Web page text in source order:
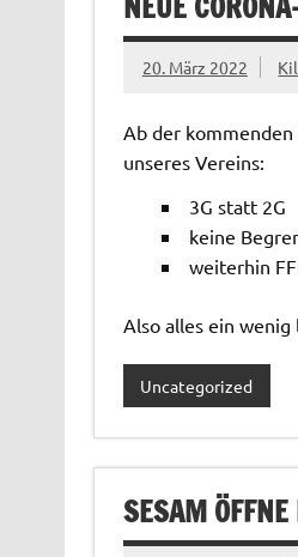
20. März 2022
Ab der
unseres Vereins:
3G statt 2G
keine
weiterhin
Also alles ein
Uncategorized
SESAM ÖFFNE